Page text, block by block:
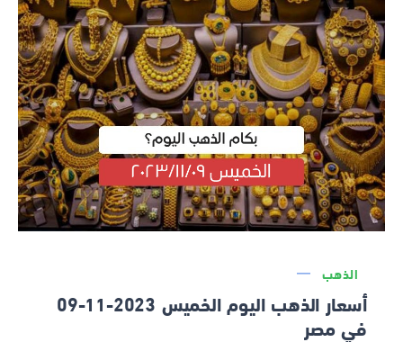
الذهب
أسعار الذهب اليوم الخميس 2023-11-09
في مصر